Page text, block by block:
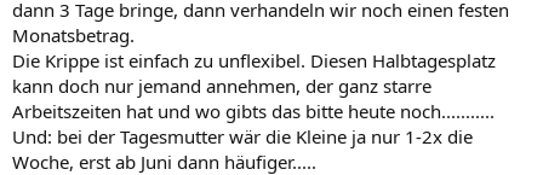
dann 3 Tage bringe, dann verhandeln wir noch einen festen
Monatsbetrag.
Die Krippe ist einfach zu unflexibel. Diesen Halbtagesplatz
kann doch nur jemand annehmen, der ganz starre
Arbeitszeiten hat und wo gibts das bitte heute noch...........
Und: bei der Tagesmutter wär die Kleine ja nur 1-2x die
Woche, erst ab Juni dann häufiger.....